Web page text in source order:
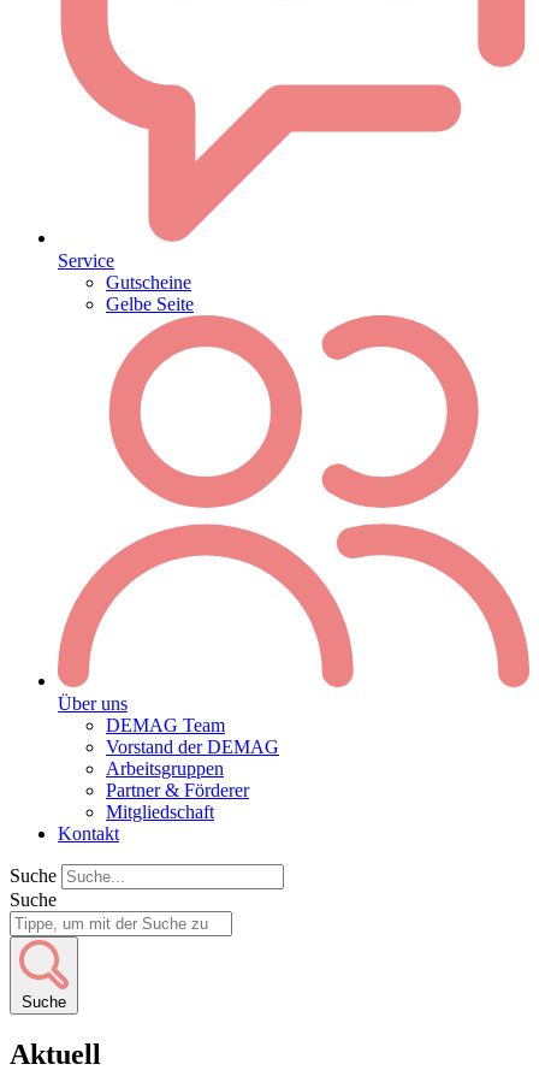
Service
Gutscheine
Gelbe Seite
Über uns
DEMAG Team
Vorstand der DEMAG
Arbeitsgruppen
Partner & Förderer
Mitgliedschaft
Kontakt
Suche
Suche
Suche
Aktuell